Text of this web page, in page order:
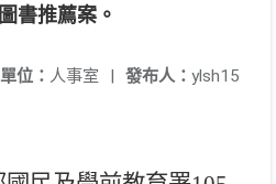
書推薦案。
發布人： ylsh15
位： 人事室 |